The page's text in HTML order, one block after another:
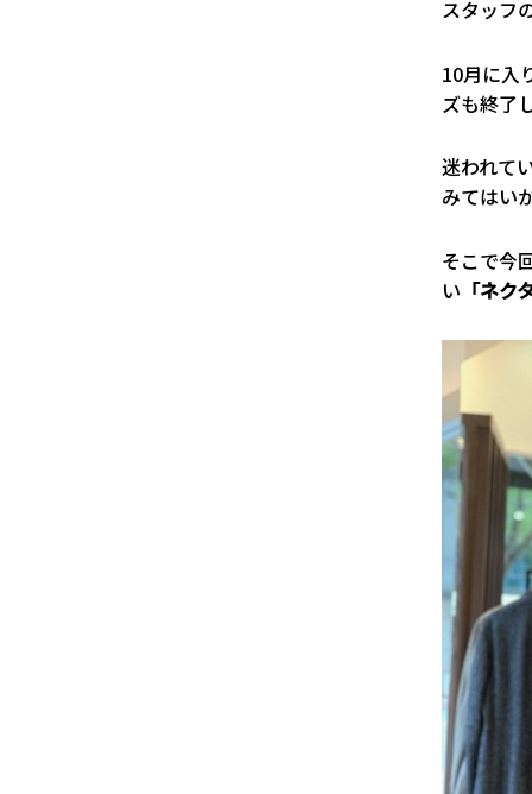
スタッフ
10月に入
ズも終了
迷われて
みてはい
そこで今
い 「ネク